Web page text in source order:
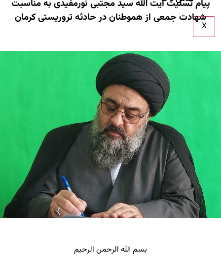
X
پیام تسلیت آیت الله سید مجتبی نورمفیدی به مناسبت
شهادت جمعی از هموطنان در حادثه تروریستی کرمان
بسم الله الرحمن الرحیم